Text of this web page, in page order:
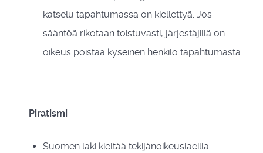
katselu tapahtumassa on kiellettyä. Jos
sääntöä rikotaan toistuvasti, järjestäjillä on
oikeus poistaa kyseinen henkilö tapahtumasta
Piratismi
Suomen laki kieltää tekijänoikeuslaeilla